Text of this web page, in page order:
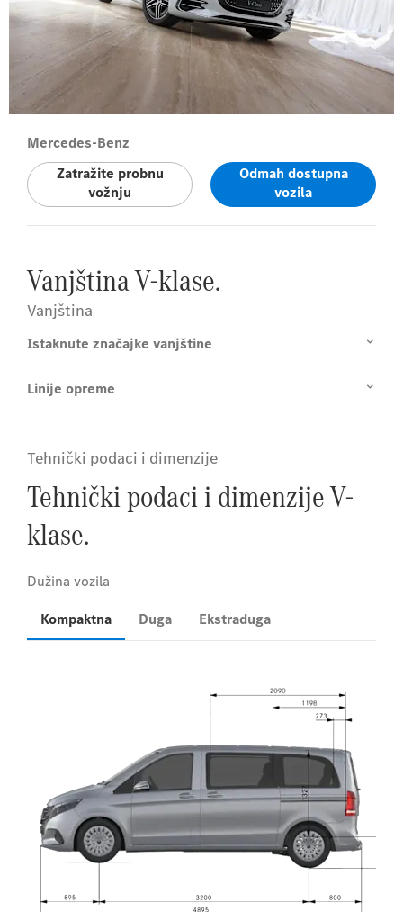
Mercedes-Benz
Zatražite probnu
vožnju
Odmah dostupna
vozila
Vanjština V-klase.
Vanjština
Istaknute značajke vanjštine
Linije opreme
Tehnički podaci i dimenzije
Tehnički podaci i dimenzije V-
klase.
Kompaktna Duga Ekstraduga